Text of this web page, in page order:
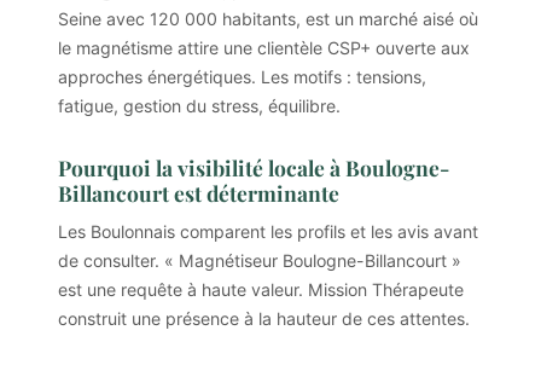
Seine avec 120 000 habitants, est un marché aisé où
le magnétisme attire une clientèle CSP+ ouverte aux
approches énergétiques. Les motifs : tensions,
fatigue, gestion du stress, équilibre.
Pourquoi la visibilité locale à Boulogne-
Billancourt est déterminante
Les Boulonnais comparent les profils et les avis avant
de consulter. « Magnétiseur Boulogne-Billancourt »
est une requête à haute valeur. Mission Thérapeute
construit une présence à la hauteur de ces attentes.